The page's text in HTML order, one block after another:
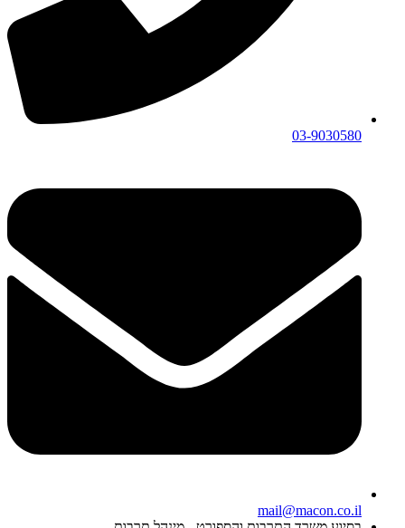
03-9030580
mail@macon.co.il